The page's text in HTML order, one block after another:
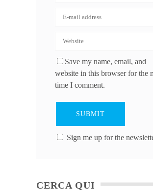
Save my name, email, and
website in this browser for the
time I comment.
Sign me up for the
CERCA QUI